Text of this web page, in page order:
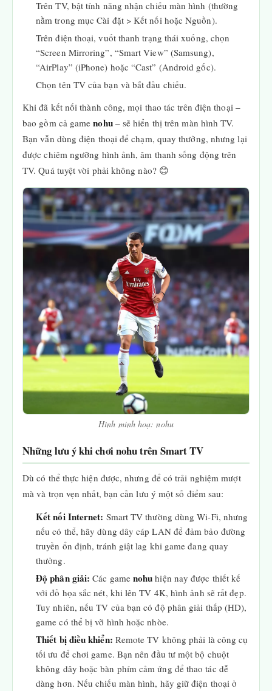
Trên TV, bật tính năng nhận chiếu màn hình (thường
nằm trong mục Cài đặt > Kết nối hoặc Nguồn).
Trên điện thoại, vuốt thanh trạng thái xuống, chọn
“Screen Mirroring”, “Smart View” (Samsung),
“AirPlay” (iPhone) hoặc “Cast” (Android gốc).
Chọn tên TV của bạn và bắt đầu chiếu.
Khi đã kết nối thành công, mọi thao tác trên điện thoại –
bao gồm cả gamenohu– sẽ hiển thị trên màn hình TV.
Bạn vẫn dùng điện thoại để chạm, quay thưởng, nhưng lại
được chiêm ngưỡng hình ảnh, âm thanh sống động trên
TV. Quá tuyệt vời phải không nào? 😊
Hình minh hoạ: nohu
Những lưu ý khi chơi nohu trên Smart TV
Dù có thể thực hiện được, nhưng để có trải nghiệm mượt
mà và trọn vẹn nhất, bạn cần lưu ý một số điểm sau:
Kết nối Internet: Smart TV thường dùng Wi-Fi, nhưng
nếu có thể, hãy dùng dây cáp LAN để đảm bảo đường
truyền ổn định, tránh giật lag khi game đang quay
thưởng.
Độ phân giải: Các game nohu hiện nay được thiết kế
với đồ họa sắc nét, khi lên TV 4K, hình ảnh sẽ rất đẹp.
Tuy nhiên, nếu TV của bạn có độ phân giải thấp (HD),
game có thể bị vỡ hình hoặc nhòe.
Thiết bị điều khiển: Remote TV không phải là công cụ
tối ưu để chơi game. Bạn nên đầu tư một bộ chuột
không dây hoặc bàn phím cảm ứng để thao tác dễ
dàng hơn. Nếu chiếu màn hình, hãy giữ điện thoại ở